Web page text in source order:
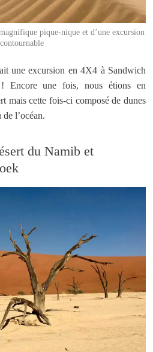
pique-nique et d’une excursion
une excursion en 4X4 à Sandwich
! Encore une fois, nous étions en
mais cette fois-ci composé de dunes
l’océan.
du Namib et